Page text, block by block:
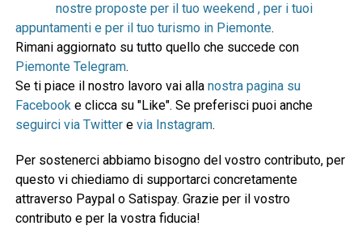
nostre proposte per il tuo weekend , per i tuoi
appuntamenti e per il tuo turismo in Piemonte.
Rimani aggiornato su tutto quello che succede con
Piemonte Telegram.
Se ti piace il nostro lavoro vai alla nostra pagina su
Facebooke clicca su "Like". Se preferisci puoi anche
seguirci via Twittere via Instagram.
Per sostenerci abbiamo bisogno del vostro contributo, per
questo vi chiediamo di supportarci concretamente
attraverso Paypal o Satispay. Grazie per il vostro
contributo e per la vostra fiducia!